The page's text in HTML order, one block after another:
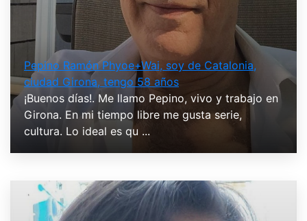
Pepino Ramón Phyoe+Wai, soy de Catalonia,
ciudad Girona, tengo 58 años
¡Buenos días!. Me llamo Pepino, vivo y trabajo en
Girona. En mi tiempo libre me gusta serie,
cultura. Lo ideal es qu ...